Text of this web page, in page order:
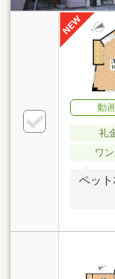
動
礼
ワ
ペッ